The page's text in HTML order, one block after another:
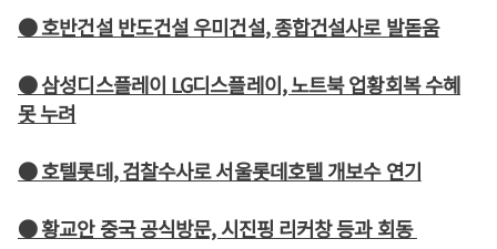
● 호반건설 반도건설 우미건설, 종합건설사로 발돋움
● 삼성디스플레이 LG디스플레이, 노트북 업황회복 수혜
못 누려
● 호텔롯데, 검찰수사로 서울롯데호텔 개보수 연기
● 황교안 중국 공식방문, 시진핑 리커창 등과 회동